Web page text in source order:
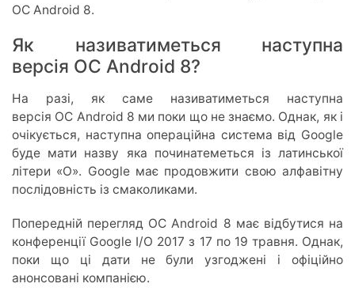
ОС Android 8.
Як називатиметься наступна
версія ОС Android 8?
На разі, як саме називатиметься наступна
версія ОС Android 8 ми поки що не знаємо. Однак, як і
очікується, наступна операційна система від Google
буде мати назву яка починатеметься із латинської
літери «O». Google має продовжити свою алфавітну
послідовність із смаколиками.
Попередній перегляд ОС Android 8 має відбутися на
конференції Google I/O 2017 з 17 по 19 травня. Однак,
поки що ці дати не були узгоджені і офіційно
анонсовані компанією.